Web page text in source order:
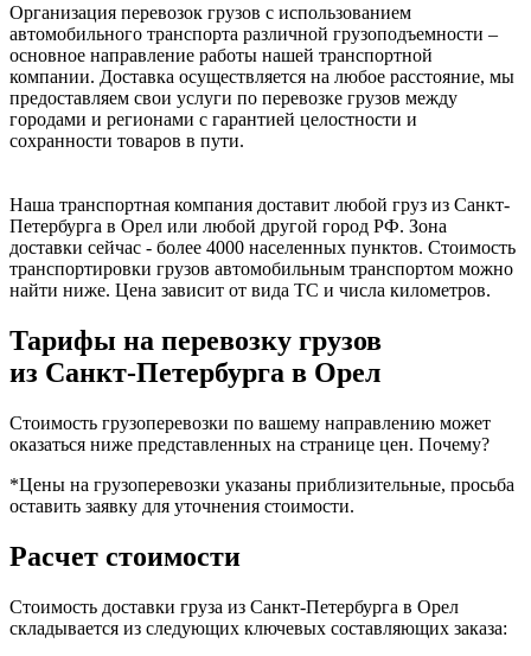
Организация перевозок грузов с использованием
автомобильного транспорта различной грузоподъемности –
основное направление работы нашей транспортной
компании. Доставка осуществляется на любое расстояние, мы
предоставляем свои услуги по перевозке грузов между
городами и регионами с гарантией целостности и
сохранности товаров в пути.
Наша транспортная компания доставит любой груз из Санкт-
Петербурга в Орел или любой другой город РФ. Зона
доставки сейчас - более 4000 населенных пунктов. Стоимость
транспортировки грузов автомобильным транспортом можно
найти ниже. Цена зависит от вида ТС и числа километров.
Тарифы на перевозку грузов
из Санкт-Петербурга в Орел
Стоимость грузоперевозки по вашему направлению может
оказаться ниже представленных на странице цен. Почему?
*Цены на грузоперевозки указаны приблизительные, просьба
оставить заявку для уточнения стоимости.
Расчет стоимости
Стоимость доставки груза из Санкт-Петербурга в Орел
складывается из следующих ключевых составляющих заказа: